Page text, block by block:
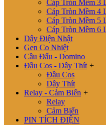
Cáp Tròn Mềm 3
Cáp Tròn Mềm 4
Cáp Tròn Mềm 5
Cáp Tròn Mềm 6
Dây Điện Nhật
Gen Co Nhiệt
Cầu Đấu - Domino
Đầu Cos - Dây Thít +
Đầu Cos
Dây Thít
Relay - Cảm Biến +
Relay
Cảm Biến
PIN TÍCH ĐIỆN